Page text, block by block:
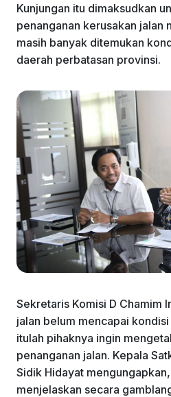
Kunjungan itu dimaksudkan
penanganan kerusakan jalan
masih banyak ditemukan
daerah perbatasan provinsi.
Sekretaris Komisi D Chamim
jalan belum mencapai
itulah pihaknya ingin
penanganan jalan. Kepala
Sidik Hidayat
menjelaskan secara